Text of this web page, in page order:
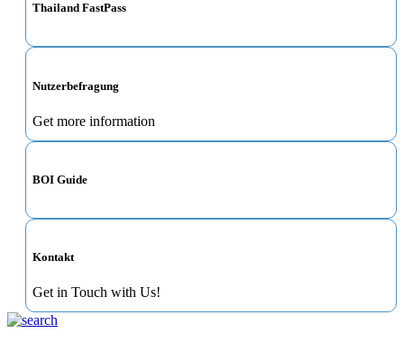
Thailand FastPass
Nutzerbefragung
Get more information
BOI Guide
Kontakt
Get in Touch with Us!